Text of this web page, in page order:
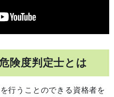
険度判定士とは
行うことのできる資格者を